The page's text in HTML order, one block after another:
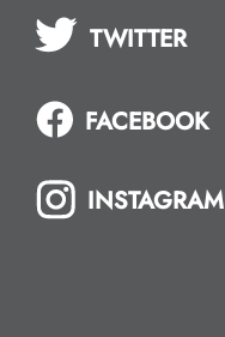
TWITTER
FACEBOOK
INSTAGRAM